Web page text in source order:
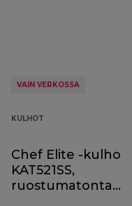
VAIN VERKOSSA
KULHOT
Chef Elite -kulho
KAT521SS,
ruostumatonta